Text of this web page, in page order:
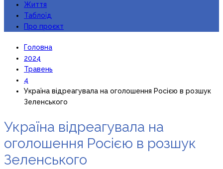
Життя
Таблоїд
Про проєкт
Головна
2024
Травень
4
Україна відреагувала на оголошення Росією в розшук
Зеленського
Україна відреагувала на
оголошення Росією в розшук
Зеленського